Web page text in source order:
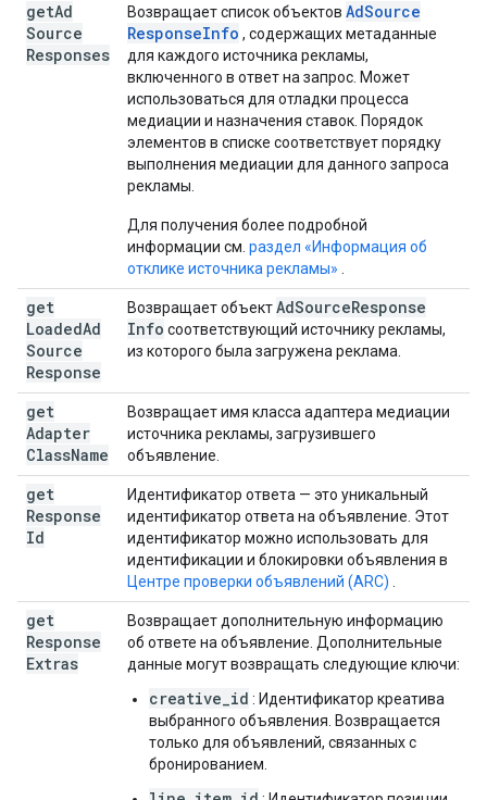
getAd
Source
Responses
Возвращает список объектов AdSource
ResponseInfo , содержащих метаданные
для каждого источника рекламы,
включенного в ответ на запрос. Может
использоваться для отладки процесса
медиации и назначения ставок. Порядок
элементов в списке соответствует порядку
выполнения медиации для данного запроса
рекламы.
Для получения более подробной
информации см. раздел «Информация об
отклике источника рекламы»
get
LoadedAd
Source
Response
Возвращает объектAdSourceResponse
Info соответствующий источнику рекламы,
из которого была загружена реклама.
get
Adapter
ClassName
Возвращает имя класса адаптера медиации
источника рекламы, загрузившего
объявление.
get
Response
Id
Идентификатор ответа — это уникальный
идентификатор ответа на объявление. Этот
идентификатор можно использовать для
идентификации и блокировки объявления в
Центре проверки объявлений (ARC)
get
Response
Extras
Возвращает дополнительную информацию
об ответе на объявление. Дополнительные
данные могут возвращать следующие ключи:
creative_id : Идентификатор креатива
выбранного объявления. Возвращается
только для объявлений, связанных с
бронированием.